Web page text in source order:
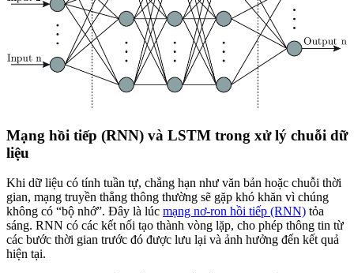
Mạng hồi tiếp (RNN) và LSTM trong xử lý chuỗi dữ
liệu
Khi dữ liệu có tính tuần tự, chẳng hạn như văn bản hoặc chuỗi thời
gian, mạng truyền thẳng thông thường sẽ gặp khó khăn vì chúng
không có “bộ nhớ”. Đây là lúc mạng nơ-ron hồi tiếp (RNN) tỏa
sáng. RNN có các kết nối tạo thành vòng lặp, cho phép thông tin từ
các bước thời gian trước đó được lưu lại và ảnh hưởng đến kết quả
hiện tại.